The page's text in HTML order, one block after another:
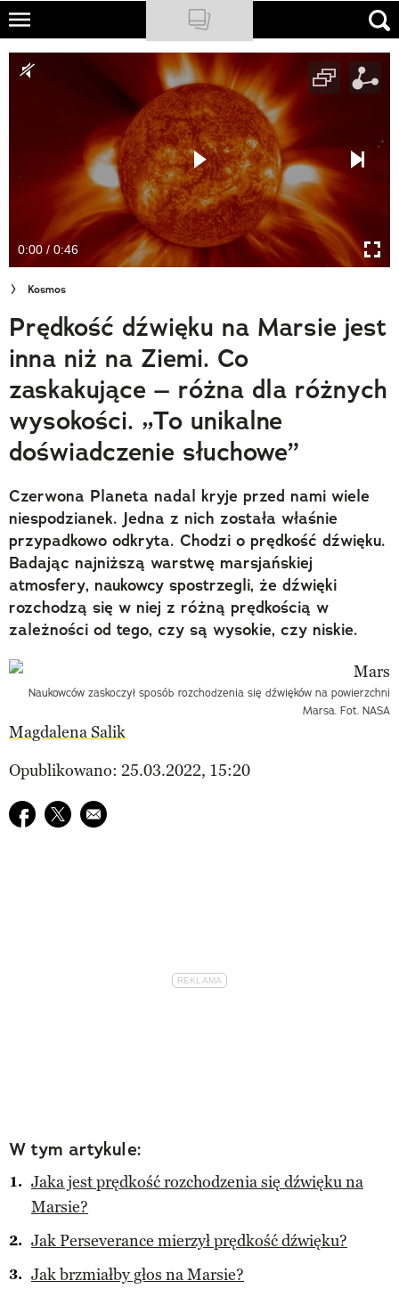
Skip
main
NATIONAL GEOGRAPHIC
Newsletter
Cuda Polski
Wielki Konkurs Fotograficzny
Trendbook Podróżniczy
Polecane
0:00 / 0:46
Kosmos
Prędkość dźwięku na Marsie jest
inna niż na Ziemi. Co
zaskakujące – różna dla różnych
wysokości. „To unikalne
doświadczenie słuchowe”
Czerwona Planeta nadal kryje przed nami wiele
niespodzianek. Jedna z nich została właśnie
przypadkowo odkryta. Chodzi o prędkość dźwięku.
Badając najniższą warstwę marsjańskiej
atmosfery, naukowcy spostrzegli, że dźwięki
rozchodzą się w niej z różną prędkością w
zależności od tego, czy są wysokie, czy niskie.
Naukowców zaskoczył sposób rozchodzenia się dźwięków na powierzchni
Marsa. Fot. NASA
Magdalena Salik
Opublikowano: 25.03.2022, 15:20
Udostępnij na facebook
Udostępnij na twitter
E-mail do przyjaciela
W tym artykule:
Jaka jest prędkość rozchodzenia się dźwięku na
Marsie?
Jak Perseverance mierzył prędkość dźwięku?
Jak brzmiałby głos na Marsie?